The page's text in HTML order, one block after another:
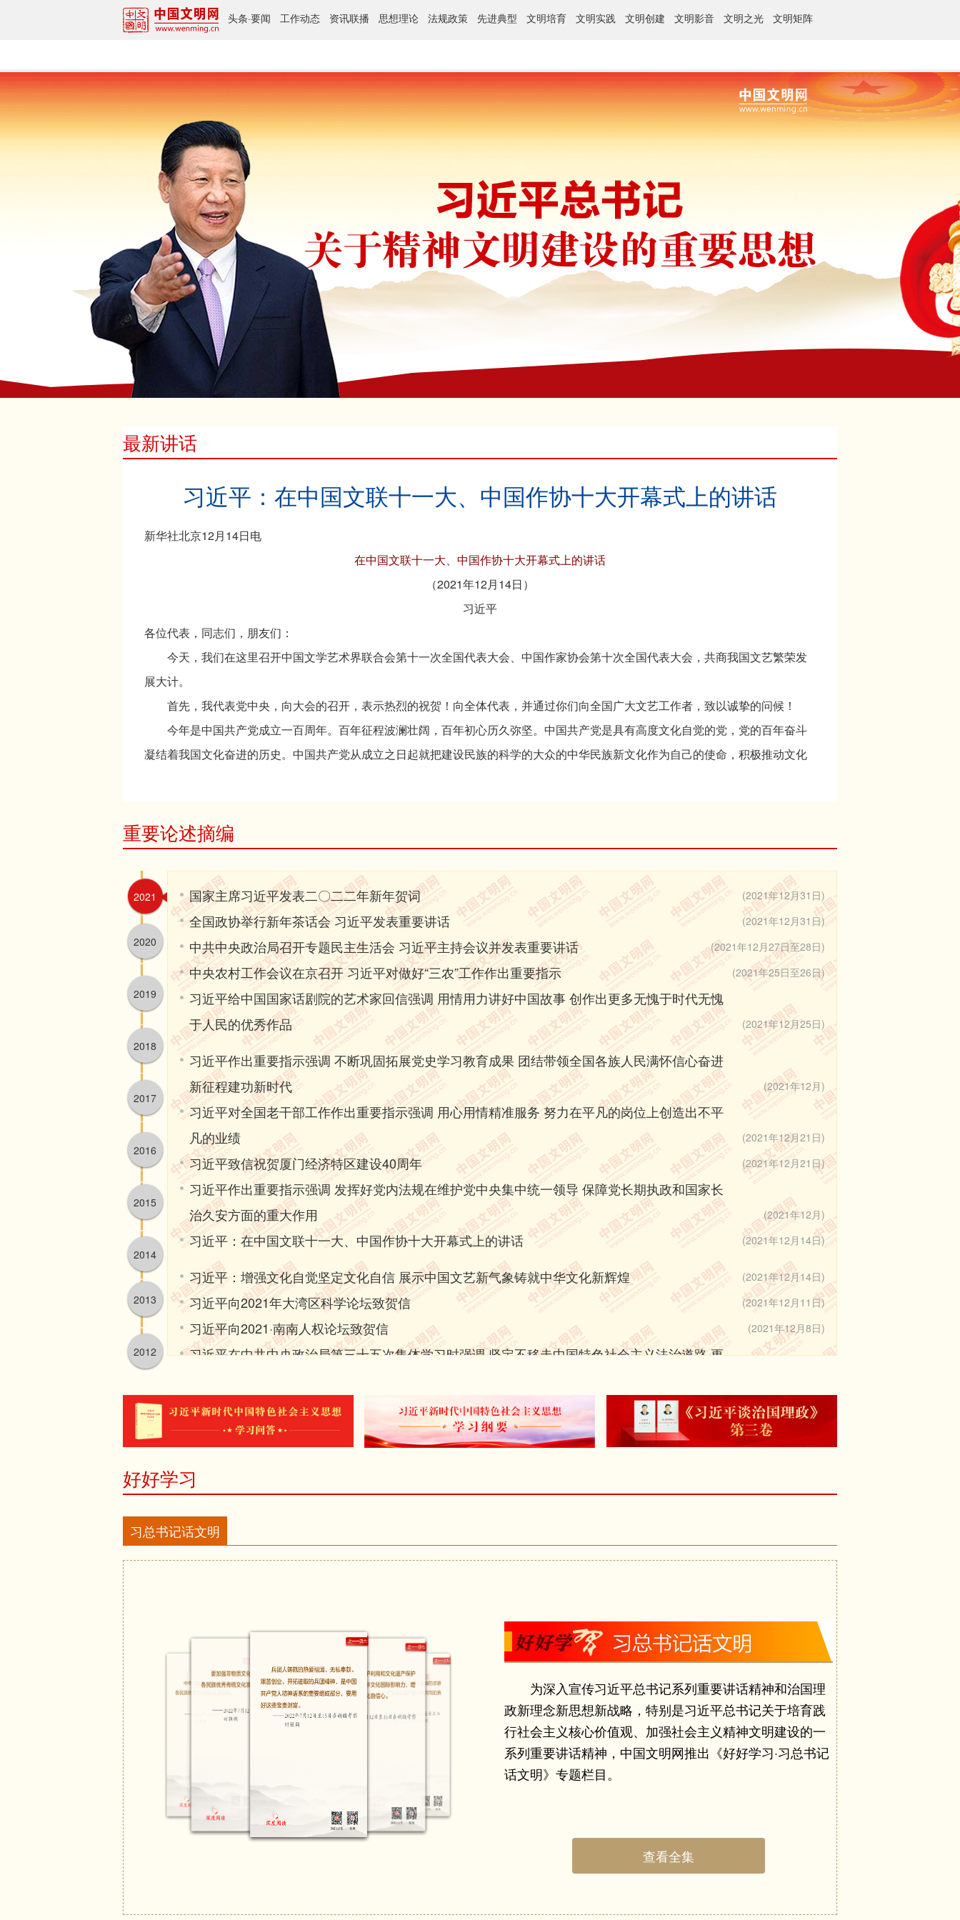
头条·要闻 工作动态 资讯联播 思想理论 法规政策 先进典型 文明培育 文明实践 文明创建 文明影音 文明之光 文明矩阵
最新讲话
习近平：在中国文联十一大、中国作协十大开幕式上的讲话
新华社北京12月14日电
在中国文联十一大、中国作协十大开幕式上的讲话
（2021年12月14日）
习近平
各位代表，同志们，朋友们：
今天，我们在这里召开中国文学艺术界联合会第十一次全国代表大会、中国作家协会第十次全国代表大会，共商我国文艺繁荣发
展大计。
首先，我代表党中央，向大会的召开，表示热烈的祝贺！向全体代表，并通过你们向全国广大文艺工作者，致以诚挚的问候！
今年是中国共产党成立一百周年。百年征程波澜壮阔，百年初心历久弥坚。中国共产党是具有高度文化自觉的党，党的百年奋斗
凝结着我国文化奋进的历史。中国共产党从成立之日起就把建设民族的科学的大众的中华民族新文化作为自己的使命，积极推动文化
不渝投身革命、建设、改革事业，用丰富的文艺形式，激励受剥削受压迫的劳苦大众浴血奋战、百折不挠，激励站起来的中国人民自
力更生、发愤图强，激励改革开放大潮中的亿万人民解放思想、锐意进取，激励新时代的中国人民自信自强、守正创新，为增强人民
力量、振奋民族精神发挥了重要作用。
党的十八大以来，广大文艺工作者与党同心同德、与人民同向同行，围绕中心、服务大局，真情倾听时代发展的铿锵足音，生动
讴歌改革创新的火热实践，在文艺创作、文艺活动、文艺惠民等方面作出积极贡献、取得丰硕成果。特别是围绕纪念中国人民抗日战
争暨世界反法西斯战争胜利70周年、庆祝中国人民解放军建军90周年、庆祝改革开放40周年、庆祝中华人民共和国成立70周年、纪念
中国人民志愿军抗美援朝出国作战70周年、庆祝中国共产党成立100周年等党和国家重大活动，围绕决战脱贫攻坚、决胜全面建成小
康社会等重大主题，围绕抗击新冠肺炎疫情等重大风险挑战，围绕实现人民对美好生活的向往、实现中华民族伟大复兴的中国梦，广
大文艺工作者倾情投入、用心创作，推出大量优秀作品，开展系列文艺活动，发挥了聚人心、暖民心、强信心的作用。文学、戏剧、
电影、电视、音乐、舞蹈、美术、摄影、书法、曲艺、杂技、民间文艺、文艺评论、群众文艺、艺术教育等领域都取得长足进步，我
国文艺事业呈现百花齐放、生机勃勃的繁荣景象。
一百年来，党领导文艺战线不断探索、实践，走出了一条以马克思主义为指导、符合中国国情和文化传统、高扬人民性的文艺发
展道路，为我国文艺繁荣发展指明了前进方向。
实践充分证明，文艺事业是党和人民的重要事业，文艺战线是党和人民的重要战线，广大文艺工作者无愧于党和人民的期待与要
求。党和人民需要你们、信赖你们、感谢你们！
各位代表！同志们、朋友们！
文化兴则国家兴，文化强则民族强。当代中国，江山壮丽，人民豪迈，前程远大。时代为我国文艺繁荣发展提供了前所未有的广
阔舞台。推动社会主义文艺繁荣发展、建设社会主义文化强国，广大文艺工作者义不容辞、重任在肩、大有作为。
广大文艺工作者要增强文化自觉、坚定文化自信，以强烈的历史主动精神，积极投身社会主义文化强国建设，坚持为人民服务、
为社会主义服务方向，坚持百花齐放、百家争鸣方针，坚持创造性转化、创新性发展，聚焦举旗帜、聚民心、育新人、兴文化、展形
象的使命任务，在培根铸魂上展现新担当，在守正创新上实现新作为，在明德修身上焕发新风貌，用自强不息、厚德载物的文化创
造，展示中国文艺新气象，铸就中华文化新辉煌，为实现第二个百年奋斗目标、实现中华民族伟大复兴的中国梦提供强大的价值引导
力、文化凝聚力、精神推动力。
第一，希望广大文艺工作者心系民族复兴伟业，热忱描绘新时代新征程的恢宏气象。实现中华民族伟大复兴，是近代以来中国人
民和中华民族最伟大的梦想。一百年来，中国共产党把马克思主义基本原理同中国具体实际相结合、同中华优秀传统文化相结合，团
现中华民族伟大复兴进入了不可逆转的历史进程，我们比历史上任何时期都更接近、更有信心和能力实现中华民族伟大复兴的目标，
文化是民族的精神命脉，文艺是时代的号角。古人说：“文者，贯道之器也。”新时代新征程是当代中国文艺的历史方位。广大文艺
代再到引领时代的伟大跨越，创造了人类历史上惊天地、泣鬼神的伟大史剧。广大文艺工作者要树立大历史观、大时代观，眼纳千江
水、胸起百万兵，把握历史进程和时代大势，反映中华民族的千年巨变，揭示百年中国的人间正道，弘扬以爱国主义为核心的民族精
神和以改革创新为核心的时代精神，弘扬伟大建党精神，唱响昂扬的时代主旋律。
中国特色社会主义新时代是中国人民在新的考验和挑战中创造光明未来的时代，也是中国人民拼搏奋斗创造美好生活的时代。“登
高使人心旷，临流使人意远。”广大文艺工作者要紧跟时代步伐，从时代的脉搏中感悟艺术的脉动，把艺术创造向着亿万人民的伟大奋
斗敞开，向着丰富多彩的社会生活敞开，从时代之变、中国之进、人民之呼中提炼主题、萃取题材，展现中华历史之美、山河之美、
文化之美，抒写中国人民奋斗之志、创造之力、发展之果，全方位全景式展现新时代的精神气象。
第二，希望广大文艺工作者坚守人民立场，书写生生不息的人民史诗。源于人民、为了人民、属于人民，是社会主义文艺的根本
立场，也是社会主义文艺繁荣发展的动力所在。广大文艺工作者要坚持以人民为中心的创作导向，把人民放在心中最高位置，把人民
满意不满意作为检验艺术的最高标准，创作更多满足人民文化需求和增强人民精神力量的优秀作品，让文艺的百花园永远为人民绽
重要论述摘编
2021
2020
2019
2018
2017
2016
2015
2014
2013
2012
国家主席习近平发表二〇二二年新年贺词 (2021年12月31日)
全国政协举行新年茶话会 习近平发表重要讲话 (2021年12月31日)
中共中央政治局召开专题民主生活会 习近平主持会议并发表重要讲话 (2021年12月27日至28日)
中央农村工作会议在京召开 习近平对做好“三农”工作作出重要指示 (2021年25日至26日)
习近平给中国国家话剧院的艺术家回信强调 用情用力讲好中国故事 创作出更多无愧于时代无愧
于人民的优秀作品
(2021年12月25日)
习近平作出重要指示强调 不断巩固拓展党史学习教育成果 团结带领全国各族人民满怀信心奋进
新征程建功新时代
(2021年12月)
习近平对全国老干部工作作出重要指示强调 用心用情精准服务 努力在平凡的岗位上创造出不平
凡的业绩
(2021年12月21日)
习近平致信祝贺厦门经济特区建设40周年 (2021年12月21日)
习近平作出重要指示强调 发挥好党内法规在维护党中央集中统一领导 保障党长期执政和国家长
治久安方面的重大作用
(2021年12月)
习近平：在中国文联十一大、中国作协十大开幕式上的讲话 (2021年12月14日)
习近平：增强文化自觉坚定文化自信 展示中国文艺新气象铸就中华文化新辉煌 (2021年12月14日)
习近平向2021年大湾区科学论坛致贺信 (2021年12月11日)
习近平向2021·南南人权论坛致贺信 (2021年12月8日)
习近平在中共中央政治局第三十五次集体学习时强调 坚定不移走中国特色社会主义法治道路 更
征求对经济工作的意见和建议 中共中央召开党外人士座谈会 习近平主持并发表重要讲话 (2021年12月2日)
习近平向“2021从都国际论坛”开幕式发表视频致辞 (2021年12月5日)
应
(2021年12月3日至4日)
习近平致中国人民对外广播事业创建80周年的贺信
习近平向2021年“读懂中国”国际会议（广州）开幕式发表视频致辞 (2021年12月2日)
习近平：以高标准可持续惠民生为目标 继续推动共建“一带一路”高质量发展 (2021年11月19日)
习近平致首届中国网络文明大会的贺信 (2021年11月19日)
习近平：关于《中共中央关于党的百年奋斗重大成就和历史经验的决议》的说明 (2021年11月)
征求对中共中央关于中国共产党的百年奋斗重大成就和历史经验的决议的意见 中共中央召开党
(2021年9月10日)
习近平：坚持用马克思主义及其中国化创新理论武装全党
习近平会见第八届全国道德模范及提名奖获得者
习近平致新华社建社90周年的贺信
(2021年10月26日)
习近平在参观国家“十三五”科技创新成就展时强调 坚定创新自信紧抓创新机遇 加快实现高水平科
好好学习
习总书记话文明
为深入宣传习近平总书记系列重要讲话精神和治国理
政新理念新思想新战略，特别是习近平总书记关于培育践
行社会主义核心价值观、加强社会主义精神文明建设的一
系列重要讲话精神，中国文明网推出《好好学习·习总书记
话文明》专题栏目。
查看全集